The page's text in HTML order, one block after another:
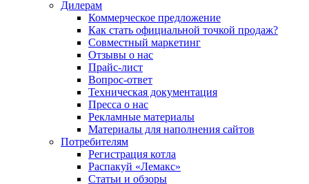
Дилерам
Коммерческое предложение
Как стать официальной точкой продаж?
Совместный маркетинг
Отзывы о нас
Прайс-лист
Вопрос-ответ
Техническая документация
Пресса о нас
Рекламные материалы
Материалы для наполнения сайтов
Потребителям
Регистрация котла
Распакуй «Лемакс»
Статьи и обзоры